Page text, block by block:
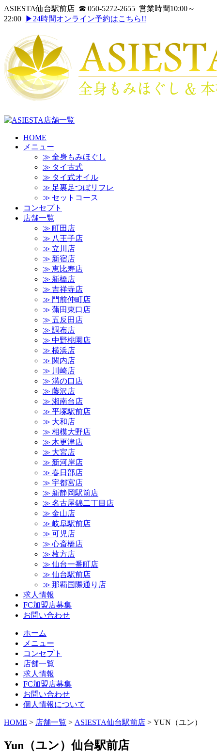
ASIESTA仙台駅前店 ☎ 050-5272-2655 営業時間10:00～
22:00
▶24時間オンライン予約はこちら!!
HOME
メニュー
≫ 全身もみほぐし
≫ タイ古式
≫ タイ式オイル
≫ 足裏足つぼリフレ
≫ セットコース
コンセプト
店舗一覧
≫ 町田店
≫ 八王子店
≫ 立川店
≫ 新宿店
≫ 恵比寿店
≫ 新橋店
≫ 吉祥寺店
≫ 門前仲町店
≫ 蒲田東口店
≫ 五反田店
≫ 調布店
≫ 中野桃園店
≫ 横浜店
≫ 関内店
≫ 川崎店
≫ 溝の口店
≫ 藤沢店
≫ 湘南台店
≫ 平塚駅前店
≫ 大和店
≫ 相模大野店
≫ 木更津店
≫ 大宮店
≫ 新河岸店
≫ 春日部店
≫ 宇都宮店
≫ 新静岡駅前店
≫ 名古屋錦二丁目店
≫ 金山店
≫ 岐阜駅前店
≫ 可児店
≫ 心斎橋店
≫ 枚方店
≫ 仙台一番町店
≫ 仙台駅前店
≫ 那覇国際通り店
求人情報
FC加盟店募集
お問い合わせ
ホーム
メニュー
コンセプト
店舗一覧
求人情報
FC加盟店募集
お問い合わせ
個人情報について
HOME > 店舗一覧 > ASIESTA仙台駅前店 > YUN（ユン）
Yun （ユン）仙台駅前店